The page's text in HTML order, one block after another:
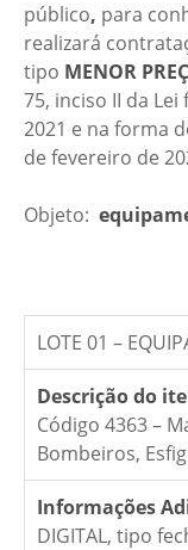
público, para
realizará
tipo MENOR
75, inciso II da Lei
2021 e na forma
de fevereiro de
Objeto:
LOTE 01 –
Descrição do
Código 4363 –
Bombeiros,
Informações
DIGITAL, tipo